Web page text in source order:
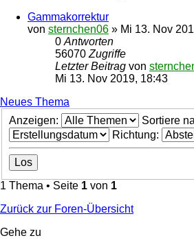
Gammakorrektur
von sternchen06 » Mi 13. Nov
0 Antworten
56070 Zugriffe
Letzter Beitrag von
Mi 13. Nov 2019, 18:43
Neues Thema
Anzeigen:
Sortiere
Richtung:
1 Thema • Seite 1 von 1
Zurück zur Foren-Übersicht
Gehe zu